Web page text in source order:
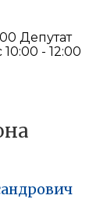
Депутат
- 12:00